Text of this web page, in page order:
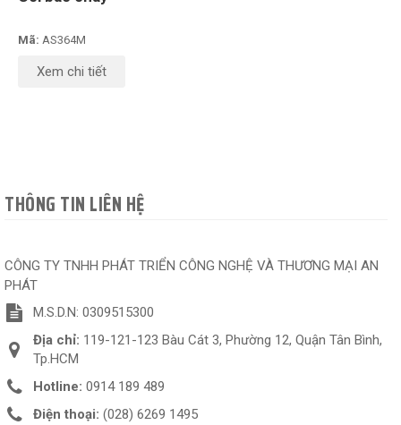
Mã: AS364M
Xem chi tiết
THÔNG TIN LIÊN HỆ
CÔNG TY TNHH PHÁT TRIỂN CÔNG NGHỆ VÀ THƯƠNG MẠI AN
PHÁT
M.S.D.N: 0309515300
Địa chỉ: 119-121-123 Bàu Cát 3, Phường 12, Quận Tân Bình,
Tp.HCM
Hotline: 0914 189 489
Điện thoại: (028) 6269 1495